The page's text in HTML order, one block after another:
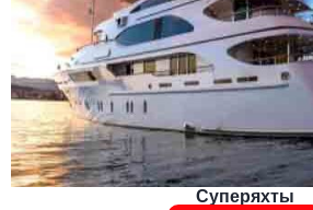
Суперяхты